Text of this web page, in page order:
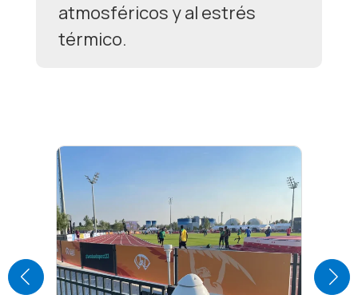
atmosféricos y al estrés
térmico.